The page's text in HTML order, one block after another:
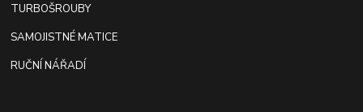
TURBOŠROUBY
SAMOJISTNÉ MATICE
RUČNÍ NÁŘADÍ